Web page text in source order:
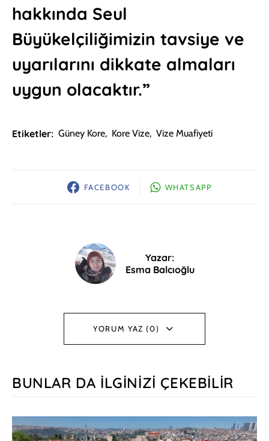
hakkında Seul
Büyükelçiliğimizin tavsiye ve
uyarılarını dikkate almaları
uygun olacaktır.”
Etiketler: Güney Kore, Kore Vize, Vize Muafiyeti
FACEBOOK WHATSAPP
Yazar:
Esma Balcıoğlu
YORUM YAZ (0)
BUNLAR DA İLGINIZI ÇEKEBILIR